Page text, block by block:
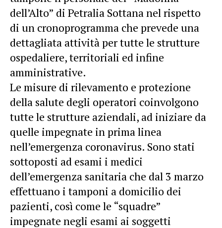
dell’Alto” di Petralia Sottana nel rispetto
di un cronoprogramma che prevede una
dettagliata attività per tutte le strutture
ospedaliere, territoriali ed infine
amministrative.
Le misure di rilevamento e protezione
della salute degli operatori coinvolgono
tutte le strutture aziendali, ad iniziare da
quelle impegnate in prima linea
nell’emergenza coronavirus. Sono stati
sottoposti ad esami i medici
dell’emergenza sanitaria che dal 3 marzo
effettuano i tamponi a domicilio dei
pazienti, così come le “squadre”
impegnate negli esami ai soggetti